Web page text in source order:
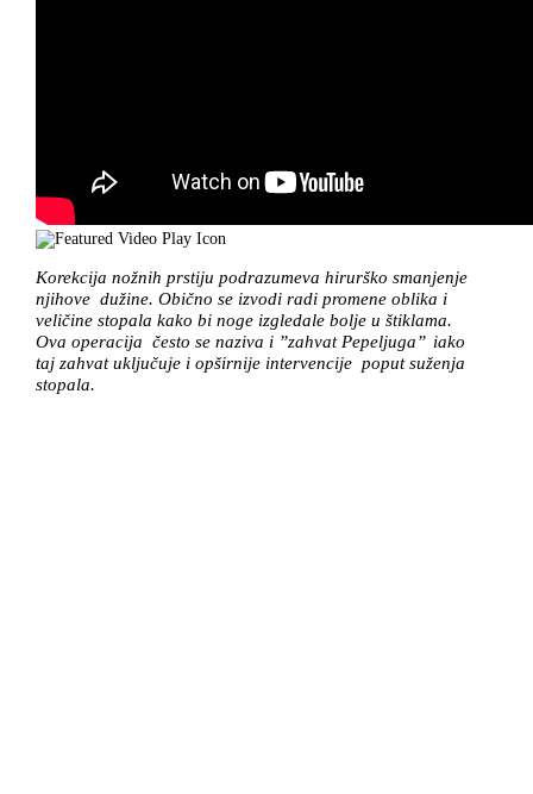
Korekcija nožnih prstiju podrazumeva hirurško smanjenje
njihove dužine. Obično se izvodi radi promene oblika i
veličine stopala kako bi noge izgledale bolje u štiklama.
Ova operacija često se naziva i ’’zahvat Pepeljuga’’ iako
taj zahvat uključuje i opširnije intervencije poput suženja
stopala.